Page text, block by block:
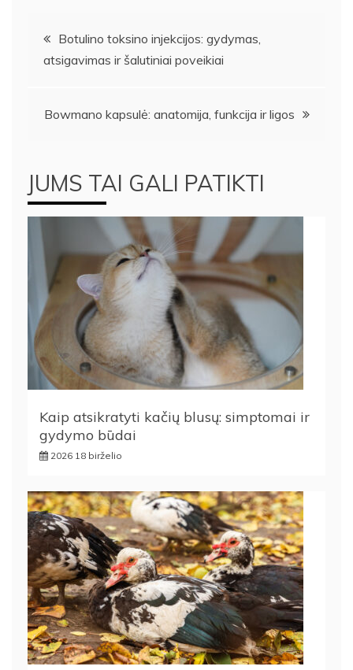
Navigacija
tarp
įrašų
Botulino toksino injekcijos: gydymas,
atsigavimas ir šalutiniai poveikiai
Bowmano kapsulė: anatomija, funkcija ir ligos
JUMS TAI GALI PATIKTI
Kaip atsikratyti kačių blusų: simptomai ir
gydymo būdai
2026 18 birželio